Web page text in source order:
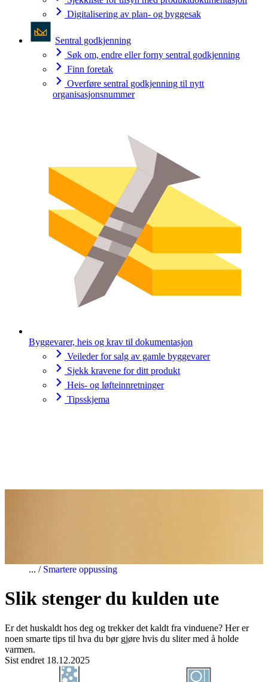
Digitalisering av plan- og byggesak
Sentral godkjenning
Søk om, endre eller forny sentral godkjenning
Finn foretak
Overføre sentral godkjenning til nytt
organisasjonsnummer
Byggevarer, heis og krav til dokumentasjon
Veileder for salg av gamle byggevarer
Sjekk kravene for ditt produkt
Heis- og løfteinnretninger
Tipsskjema
Smartere oppussing
Slik stenger du kulden ute
Er det huskaldt hos deg og trekker det kaldt fra vinduene? Her er
noen smarte tips til hva du bør gjøre hvis du sliter med å holde
varmen.
Sist endret 18.12.2025